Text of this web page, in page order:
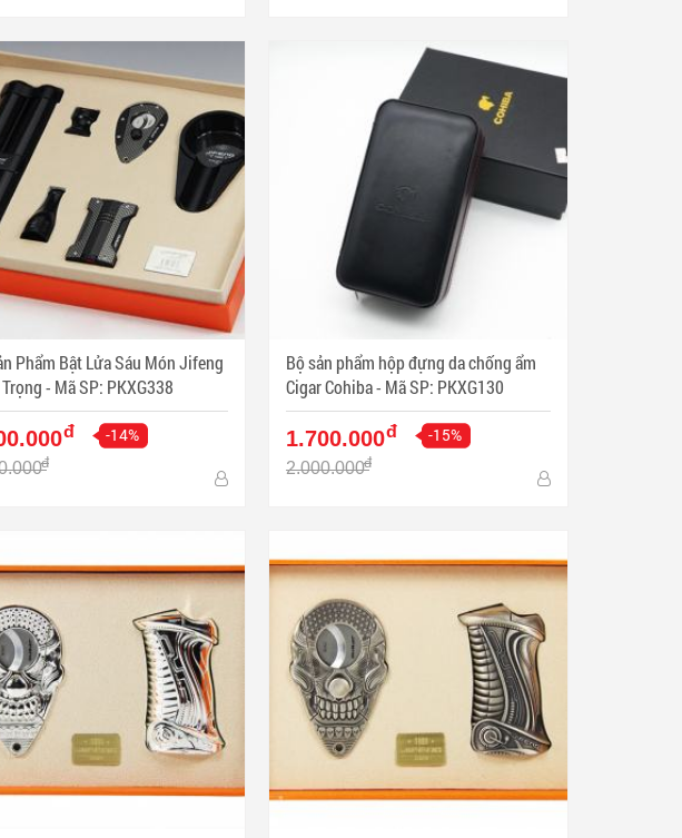
Phẩm Bật Lửa Sáu Món Jifeng
Sang Trọng - Mã SP: PKXG338
đ -14%
đ
Bộ sản phẩm hộp đựng da chống ẩm
Cigar Cohiba - Mã SP: PKXG130
1.700.000đ -15%
2.000.000đ